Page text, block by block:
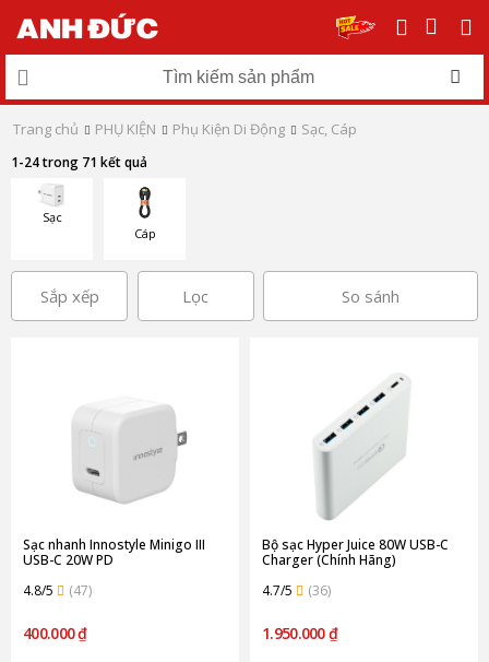
Trang chủ PHỤ KIỆN Phụ Kiện Di Động Sạc, Cáp
1-24 trong 71 kết quả
Sạc
Cáp
Sắp xếp Lọc So sánh
Sạc nhanh Innostyle Minigo III
USB-C 20W PD
4.8/5
(47)
400.000 ₫
Bộ sạc Hyper Juice 80W USB-C
Charger (Chính Hãng)
4.7/5
(36)
1.950.000 ₫